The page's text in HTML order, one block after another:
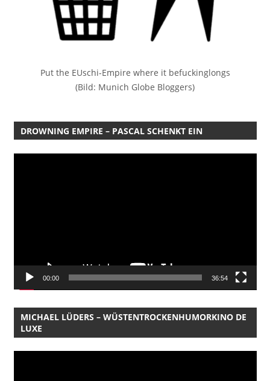
Put the EUschi-Empire where it befuckinglongs
(Bild: Munich Globe Bloggers)
DROWNING EMPIRE – PASCAL SCHENKT EIN
00:00 36:54
MICHAEL LÜDERS – WÜSTENTROCKENHUMORKINO DE
LUXE